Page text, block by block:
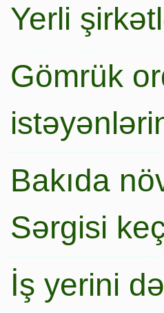
Yerli
Gömrük
Bakıda
Sərgisi
İş yerini